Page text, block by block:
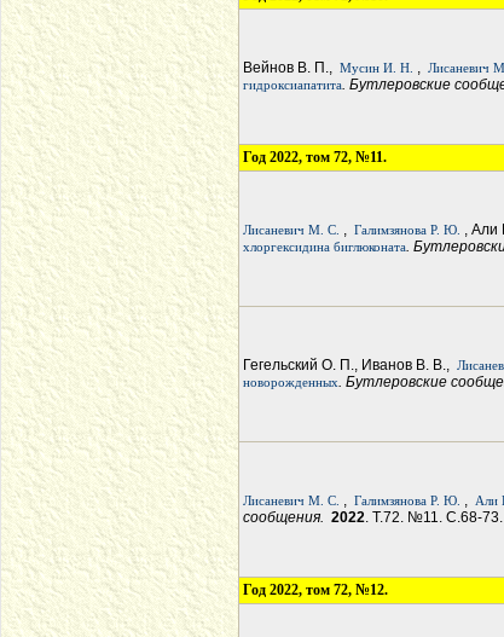
Вейнов В. П., Мусин И. Н. , Лисаневич
гидроксиапатита. Бутлеровские
Год 2022, том 72, №11.
Лисаневич М. С. , Галимзянова Р. Ю. , Али
хлоргексидина биглюконата.
Гегельский О. П., Иванов В. В.,
новорожденных. Бутлеровские
Лисаневич М. С. , Галимзянова Р. Ю. , Али
сообщения. 2022. Т.72. №11. С.68-
Год 2022, том 72, №12.